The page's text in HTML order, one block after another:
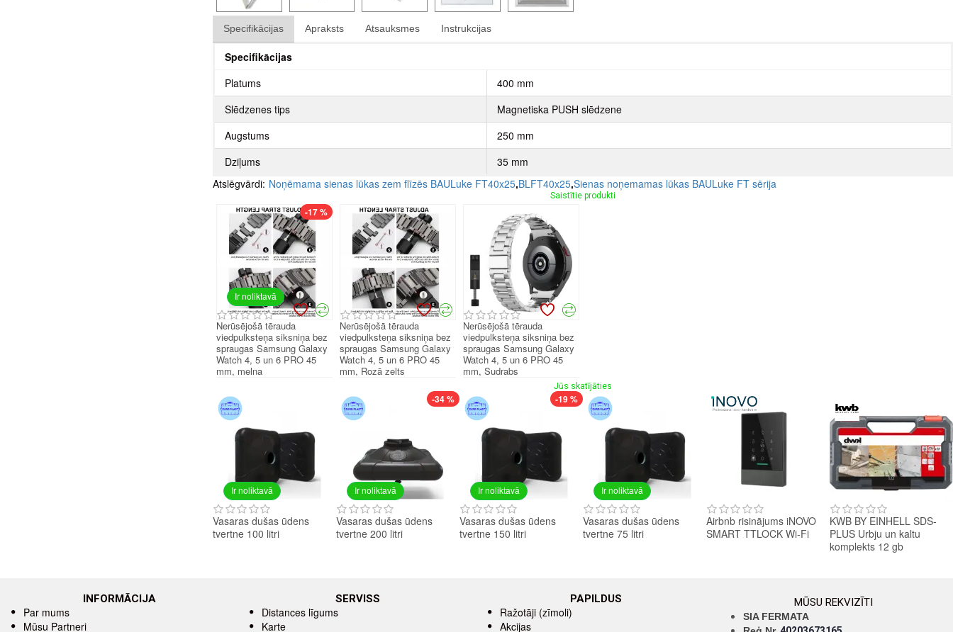
Specifikācijas Apraksts Atsauksmes Instrukcijas
Specifikācijas
Platums
400 mm
Slēdzenes tips
Magnetiska PUSH slēdzene
Augstums
250 mm
Dziļums
35 mm
Atslēgvārdi: Noņēmama sienas lūkas zem flīzēs BAULuke FT40x25,BLFT40x25,Sienas noņemamas lūkas BAULuke FT sērija
Saistītie produkti
Ir noliktavā
-17 %
Nerūsējošā tērauda
viedpulksteņa siksniņa bez
spraugas Samsung Galaxy
Watch 4, 5 un 6 PRO 45
mm, melna
Nerūsējošā tērauda
viedpulksteņa siksniņa bez
spraugas Samsung Galaxy
Watch 4, 5 un 6 PRO 45
mm, Rozā zelts
Nerūsējošā tērauda
viedpulksteņa siksniņa bez
spraugas Samsung Galaxy
Watch 4, 5 un 6 PRO 45
mm, Sudrabs
Jūs skatījāties
Ir noliktavā
Vasaras dušas ūdens
tvertne 100 litri
Ir noliktavā
-34 %
Vasaras dušas ūdens
tvertne 200 litri
Ir noliktavā
-19 %
Vasaras dušas ūdens
tvertne 150 litri
Ir noliktavā
Vasaras dušas ūdens
tvertne 75 litri
Airbnb risinājums iNOVO
SMART TTLOCK Wi-Fi
KWB BY EINHELL SDS-
PLUS Urbju un kaltu
komplekts 12 gb
INFORMĀCIJA
Par mums
Mūsu Partneri
SERVISS
Distances līgums
Karte
PAPILDUS
Ražotāji (zīmoli)
Akcijas
MŪSU REKVIZĪTI
SIA FERMATA